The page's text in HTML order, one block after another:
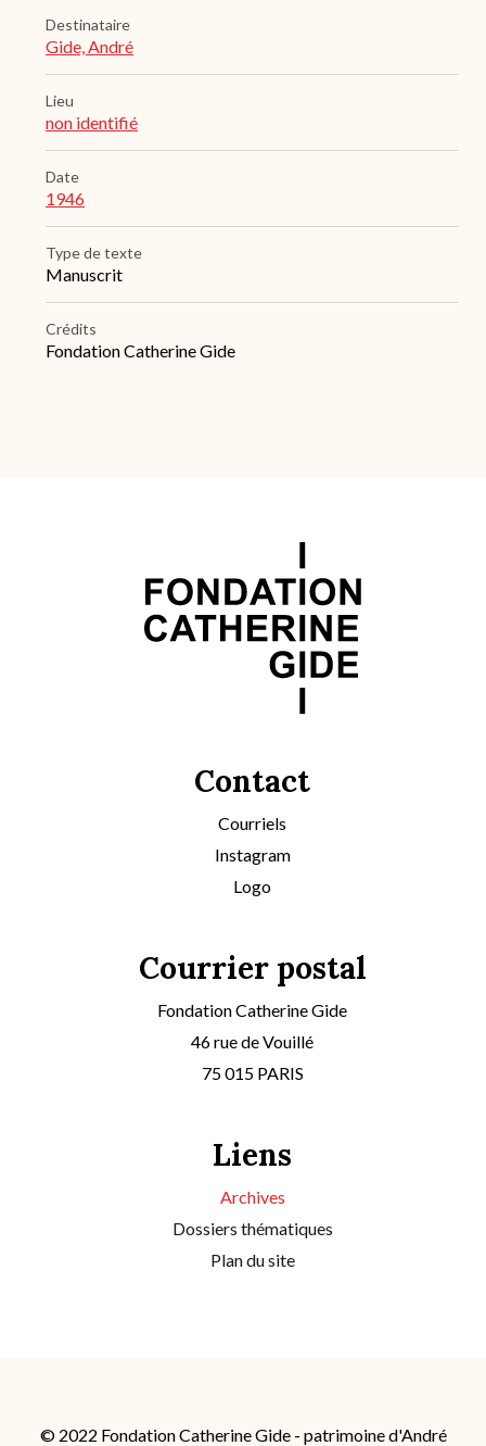
Destinataire
Gide, André
Lieu
non identifié
Date
1946
Type de texte
Manuscrit
Crédits
Fondation Catherine Gide
Contact
Courriels
Instagram
Logo
Courrier postal
Fondation Catherine Gide
46 rue de Vouillé
75 015 PARIS
Liens
Archives
Dossiers thématiques
Plan du site
© 2022 Fondation Catherine Gide - patrimoine d'André